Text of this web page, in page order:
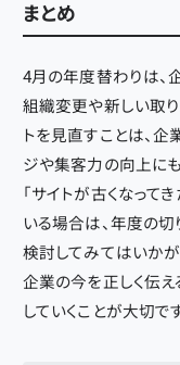
まとめ
4月の年度替わりは、
組織変更や新しい取
トを見直すことは、企
ジや集客力の向上にも
「サイトが古くなって
いる場合は、年度の
検討してみてはいかが
企業の今を正しく伝
していくことが大切です